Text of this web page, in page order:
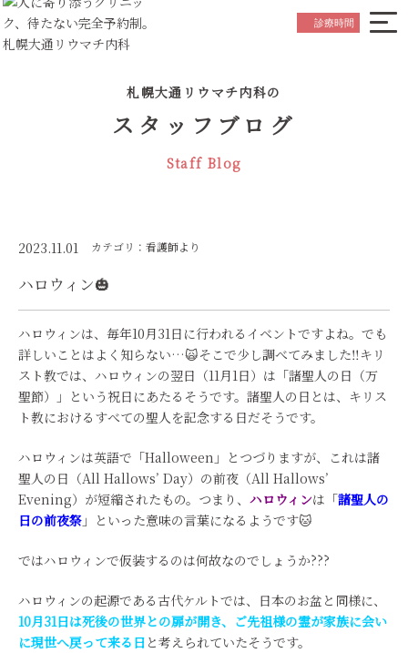
診療時間
院長ごあいさつ
はじめての方へ
診療内容について Medical Service
News
アクセス Access
ご予約はこちら
Reservation
札幌大通リウマチ内科の
スタッフブログ
Staff Blog
2023.11.01 カテゴリ：看護師より
ハロウィン🎃
ハロウィンは、毎年10月31日に行われるイベントですよね。でも
詳しいことはよく知らない…🙀そこで少し調べてみました‼キリ
スト教では、ハロウィンの翌日（11月1日）は「諸聖人の日（万
聖節）」という祝日にあたるそうです。諸聖人の日とは、キリス
ト教におけるすべての聖人を記念する日だそうです。
ハロウィンは英語で「Halloween」とつづりますが、これは諸
聖人の日（All Hallows’ Day）の前夜（All Hallows’
Evening）が短縮されたもの。つまり、 ハロウィンは「諸聖人の
日の前夜祭 」といった意味の言葉になるようです🐱
ではハロウィンで仮装するのは何故なのでしょうか???
ハロウィンの起源である古代ケルトでは、日本のお盆と同様に、
10月31日は死後の世界との扉が開き、ご先祖様の霊が家族に会い
に現世へ戻って来る日 と考えられていたそうです。